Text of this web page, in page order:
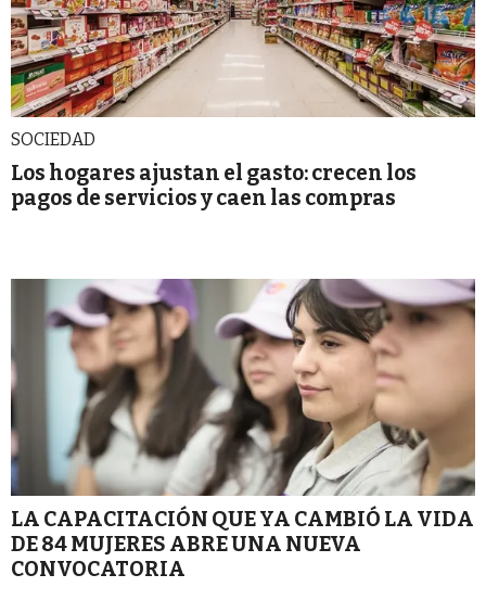
SOCIEDAD
Los hogares ajustan el gasto: crecen los
pagos de servicios y caen las compras
LA CAPACITACIÓN QUE YA CAMBIÓ LA VIDA
DE 84 MUJERES ABRE UNA NUEVA
CONVOCATORIA